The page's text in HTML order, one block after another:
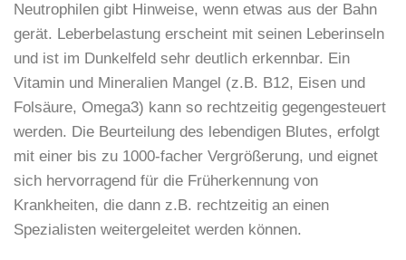
Neutrophilen gibt Hinweise, wenn etwas aus der Bahn
gerät. Leberbelastung erscheint mit seinen Leberinseln
und ist im Dunkelfeld sehr deutlich erkennbar. Ein
Vitamin und Mineralien Mangel (z.B. B12, Eisen und
Folsäure, Omega3) kann so rechtzeitig gegengesteuert
werden. Die Beurteilung des lebendigen Blutes, erfolgt
mit einer bis zu 1000-facher Vergrößerung, und eignet
sich hervorragend für die Früherkennung von
Krankheiten, die dann z.B. rechtzeitig an einen
Spezialisten weitergeleitet werden können.